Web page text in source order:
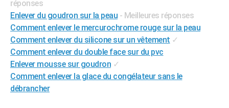
Destinations
City break
Voyage nature
Voyage de noces
Forum
Climat
PHOTO
GUIDES D'ACHAT
BONS PLANS
CARTE DE VOEUX
Carte de Noël
Carte Bonne année
Carte Saint-Valentin
Carte Pâques
Carte d'anniversaire
DICTIONNAIRE
réponses
Enlever du goudron sur la peau - Meilleures réponses
Comment enlever le mercurochrome rouge sur la peau
Comment enlever du silicone sur un vêtement ✓
Comment enlever du double face sur du pvc
Enlever mousse sur goudron ✓
Comment enlever la glace du congélateur sans le
débrancher